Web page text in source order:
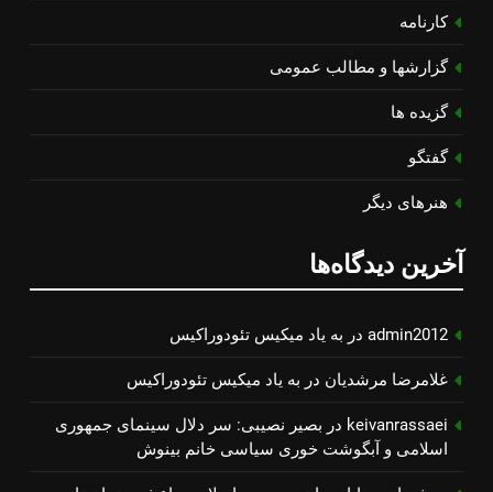
کارنامه
گزارشها و مطالب عمومی
گزیده ها
گفتگو
هنرهای دیگر
آخرین دیدگاه‌ها
admin2012 در به یاد میكیس تئودوراكیس
غلامرضا مرشدیان در به یاد میكیس تئودوراكیس
keivanrassaei در بصیر نصیبی: سر دلال سینمای جمهوری
اسلامی و آبگوشت خوری سیاسی خانم بینوش